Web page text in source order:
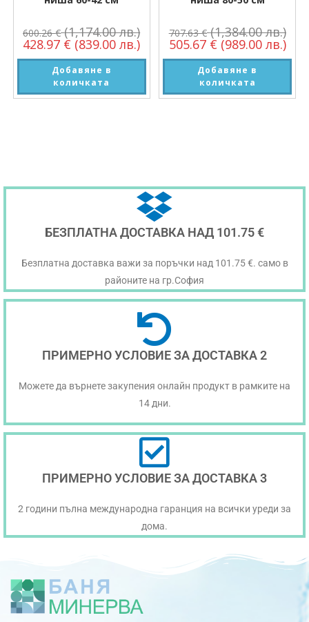
600.26€ (1,174.00 лв.)
428.97 € (839.00 лв.)
Добавяне в
количката
707.63€ (1,384.00 лв.)
505.67 € (989.00 лв.)
Добавяне в
количката
БЕЗПЛАТНА ДОСТАВКА НАД 101.75 €
Безплатна доставка важи за поръчки над 101.75 €. само в
районите на гр.София
ПРИМЕРНО УСЛОВИЕ ЗА ДОСТАВКА 2
Можете да върнете закупения онлайн продукт в рамките на
14 дни.
ПРИМЕРНО УСЛОВИЕ ЗА ДОСТАВКА 3
2 години пълна международна гаранция на всички уреди за
дома.